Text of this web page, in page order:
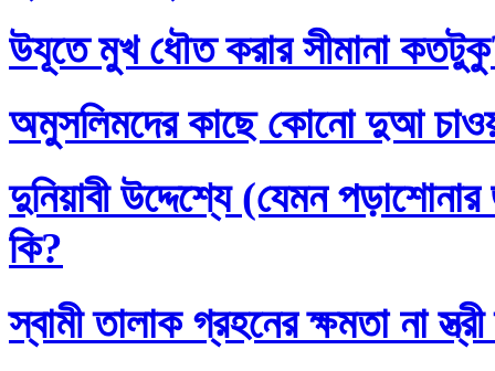
উযূতে মুখ ধৌত করার সীমানা
অমুসলিমদের কাছে কোনো দুআ
দুনিয়াবী উদ্দেশ্যে (যেমন
কি?
স্বামী তালাক গ্রহনের ক্ষমতা না